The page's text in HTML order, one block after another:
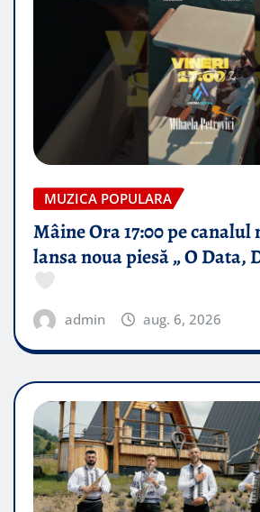
MUZICA POPULARA
Mâine Ora 17:00 pe canalul
lansa noua piesă „ O Data,
admin aug. 6, 2026